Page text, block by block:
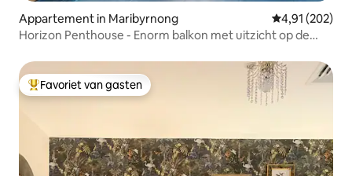
Appartement in Maribyrnong Gemiddelde
4,91 (202)
Horizon Penthouse - Enorm balkon met uitzicht op de
Topfavoriet van gasten
Favoriet van gasten